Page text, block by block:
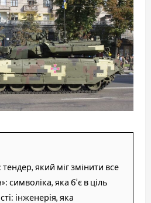
тендер, який міг змінити все
символіка, яка б’є в ціль
інженерія, яка